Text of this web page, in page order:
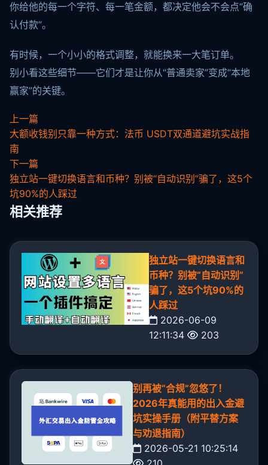
你给他的每一个字符、每一笔金额，都决定他会不会点“确
认付款”。
有时候，一个小小的格式调整，就能换来一大笔订单。
别小看这些细节——它们才是让你从“普通卖家”变成“本地
赢家”的关键。
上一篇
大额收钱别只靠一种方式：法币 USDT双通道避坑实战指
南
下一篇
独立站一键切换语言和币种？别被“自动识别”骗了，这5个
坑90%的人踩过
相关推荐
独立站一键切换语言和
币种？别被“自动识别”
骗了，这5个坑90%的
人踩过
2026-06-09
12:11:34
203
别再被“合规”忽悠了！
2026年真能用的出入金避
坑实操手册（附平替方案
与劝退指南）
2026-05-21 10:25:14